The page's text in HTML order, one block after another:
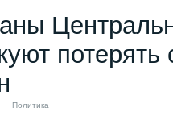
потерять
Политика